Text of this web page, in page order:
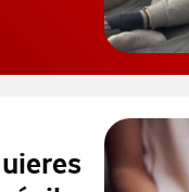
ventana modal